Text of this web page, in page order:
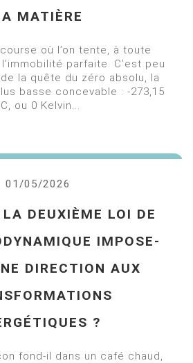
MATIÈRE
où l’on tente, à toute
parfaite. C’est peu
la quête du zéro absolu, la
basse concevable : -273,15
ou 0 Kelvin...
01/05/2026
DEUXIÈME LOI DE
IMPOSE-
DIRECTION AUX
?
fond-il dans un café chaud,